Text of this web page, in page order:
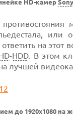
HD-камерSony
или
на этот
-HDD. В этом
лучшей
до 1920х1080 на